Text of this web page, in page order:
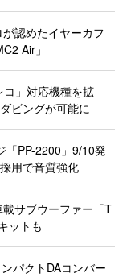
認めたイヤーカフ
Air」
コ」対応機種を拡
ビングが可能に
「PP-2200」9/10発
用で音質強化
サブウーファー「T
ットも
パクトDAコンバー